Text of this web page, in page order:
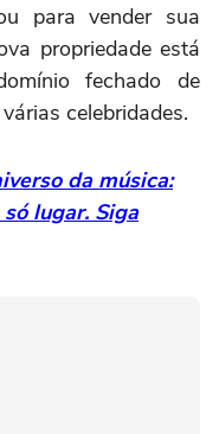
para vender sua
propriedade está
fechado de
celebridades.
da música:
lugar. Siga